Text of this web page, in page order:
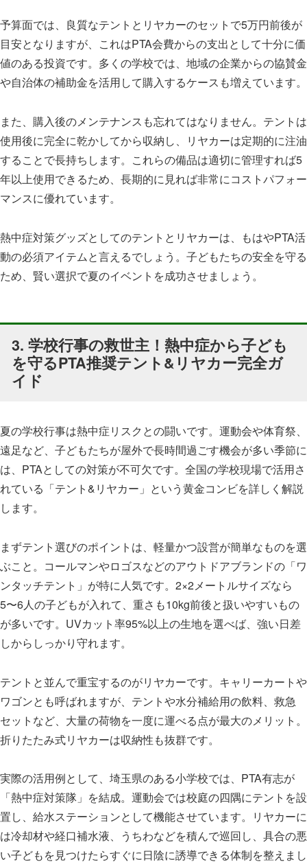
予算面では、良質なテントとリヤカーのセットで5万円前後が
目安となりますが、これはPTA会費からの支出として十分に価
値のある投資です。多くの学校では、地域の企業からの協賛金
や自治体の補助金を活用して購入するケースも増えています。
また、購入後のメンテナンスも忘れてはなりません。テントは
使用後に完全に乾かしてから収納し、リヤカーは定期的に注油
することで長持ちします。これらの備品は適切に管理すれば5
年以上使用できるため、長期的に見れば非常にコストパフォー
マンスに優れています。
熱中症対策グッズとしてのテントとリヤカーは、もはやPTA活
動の必須アイテムと言えるでしょう。子どもたちの安全を守る
ため、賢い選択で夏のイベントを成功させましょう。
3. 学校行事の救世主！熱中症から子ども
を守るPTA推奨テント&リヤカー完全ガ
イド
夏の学校行事は熱中症リスクとの闘いです。運動会や体育祭、
遠足など、子どもたちが屋外で長時間過ごす機会が多い季節に
は、PTAとしての対策が不可欠です。全国の学校現場で活用さ
れている「テント&リヤカー」という黄金コンビを詳しく解説
します。
まずテント選びのポイントは、軽量かつ設営が簡単なものを選
ぶこと。コールマンやロゴスなどのアウトドアブランドの「ワ
ンタッチテント」が特に人気です。2×2メートルサイズなら
5〜6人の子どもが入れて、重さも10kg前後と扱いやすいもの
が多いです。UVカット率95%以上の生地を選べば、強い日差
しからしっかり守れます。
テントと並んで重宝するのがリヤカーです。キャリーカートや
ワゴンとも呼ばれますが、テントや水分補給用の飲料、救急
セットなど、大量の荷物を一度に運べる点が最大のメリット。
折りたたみ式リヤカーは収納性も抜群です。
実際の活用例として、埼玉県のある小学校では、PTA有志が
「熱中症対策隊」を結成。運動会では校庭の四隅にテントを設
置し、給水ステーションとして機能させています。リヤカーに
は冷却材や経口補水液、うちわなどを積んで巡回し、具合の悪
い子どもを見つけたらすぐに日陰に誘導できる体制を整えまし